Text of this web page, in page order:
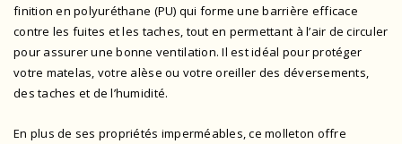
finition en polyuréthane (PU) qui forme une barrière efficace
contre les fuites et les taches, tout en permettant à l’air de circuler
pour assurer une bonne ventilation. Il est idéal pour protéger
votre matelas, votre alèse ou votre oreiller des déversements,
des taches et de l’humidité.
En plus de ses propriétés imperméables, ce molleton offre